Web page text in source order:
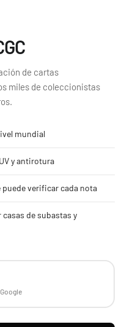
de cartas
miles de coleccionistas
mundial
y antirotura
puede verificar cada nota
casas de subastas y